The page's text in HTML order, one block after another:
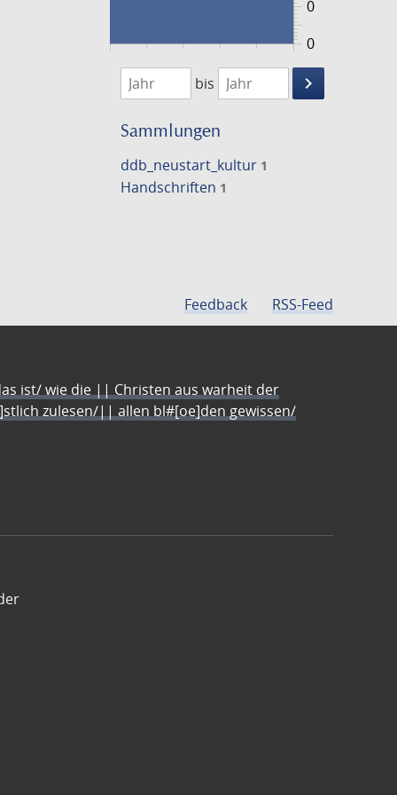
0
0
1474
1475
bis
keyboard_arrow_right
Suche
Sammlungen
ddb_neustart_kultur 1
Handschriften 1
Feedback RSS-Feed
ist/ wie die || Christen aus warheit der
zulesen/|| allen bl#[oe]den gewissen/